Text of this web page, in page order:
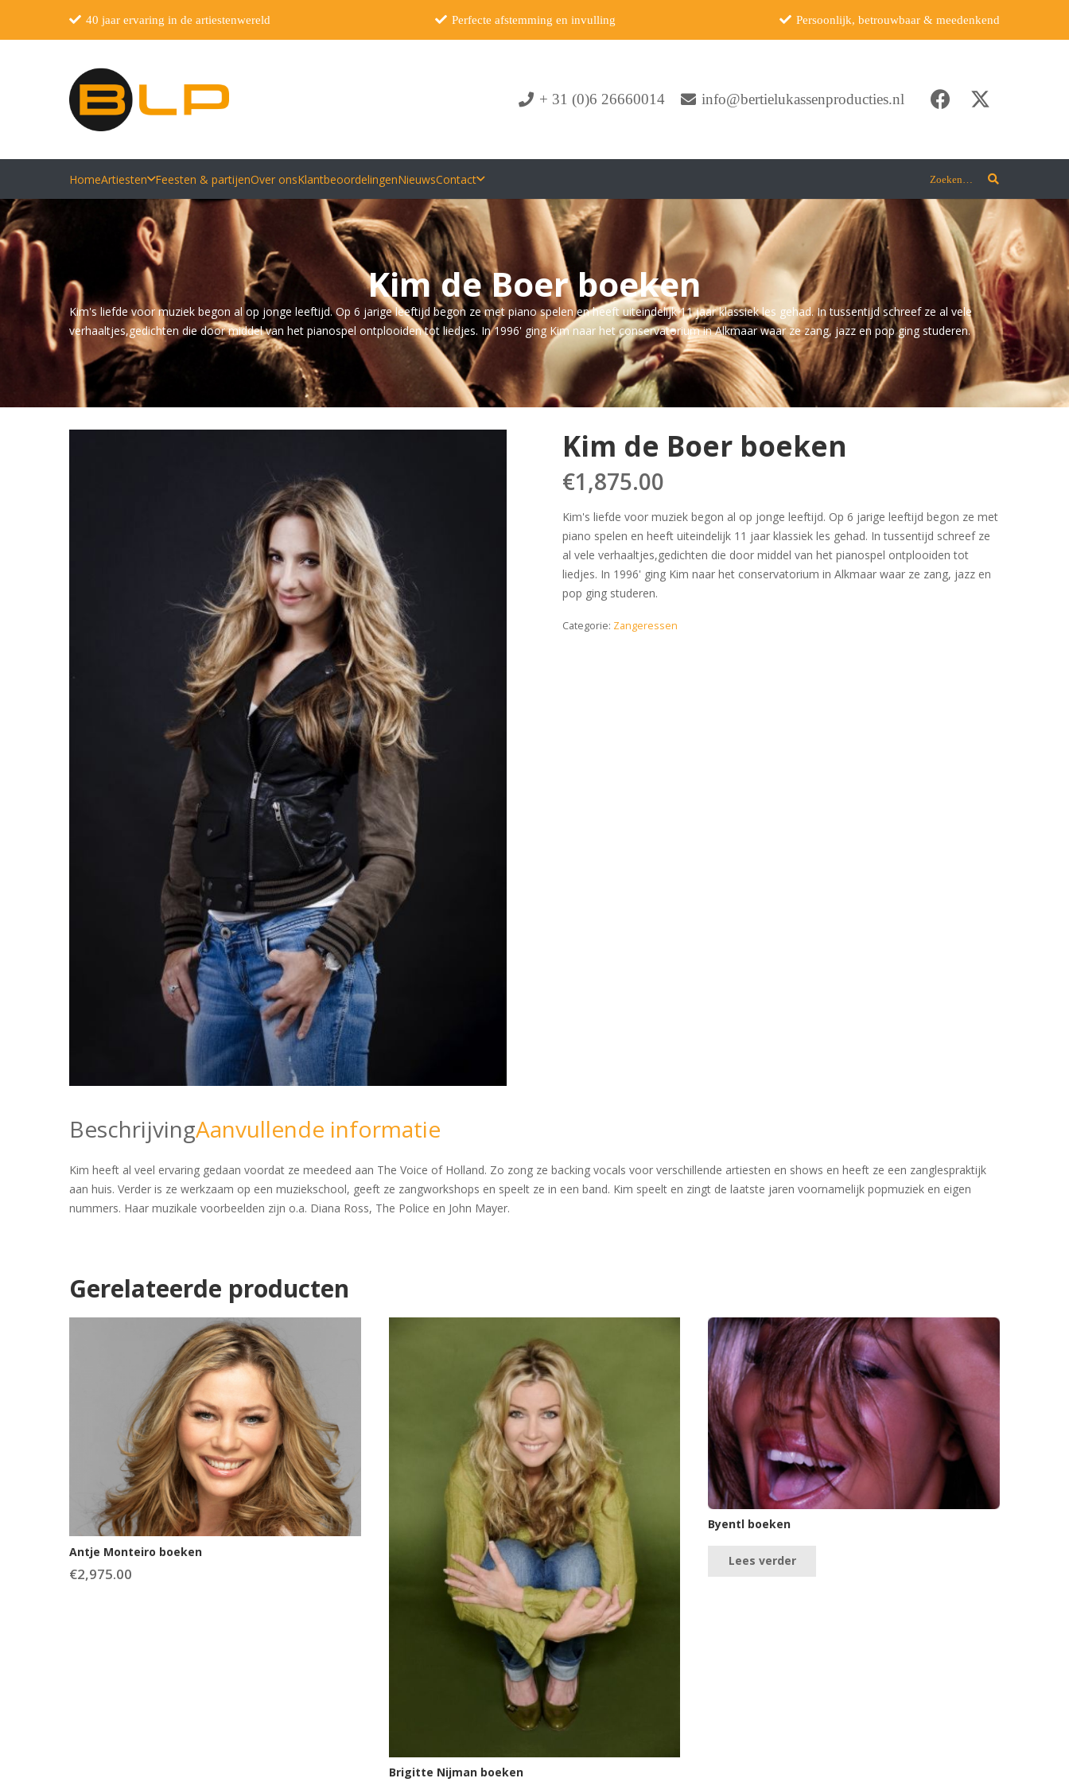
40 jaar ervaring in de artiestenwereld Perfecte afstemming en invulling Persoonlijk, betrouwbaar & meedenkend
+ 31 (0)6 26660014 info@bertielukassenproducties.nl
HomeArtiesten Feesten & partijenOver onsKlantbeoordelingenNieuwsContact Zoeken…
Kim de Boer boeken
Kim's liefde voor muziek begon al op jonge leeftijd. Op 6 jarige leeftijd begon ze met piano spelen en heeft uiteindelijk 11 jaar klassiek les gehad. In tussentijd schreef ze al vele
verhaaltjes,gedichten die door middel van het pianospel ontplooiden tot liedjes. In 1996' ging Kim naar het conservatorium in Alkmaar waar ze zang, jazz en pop ging studeren.
Kim de Boer boeken
€1,875.00
Kim's liefde voor muziek begon al op jonge leeftijd. Op 6 jarige leeftijd begon ze met
piano spelen en heeft uiteindelijk 11 jaar klassiek les gehad. In tussentijd schreef ze
al vele verhaaltjes,gedichten die door middel van het pianospel ontplooiden tot
liedjes. In 1996' ging Kim naar het conservatorium in Alkmaar waar ze zang, jazz en
pop ging studeren.
Categorie: Zangeressen
BeschrijvingAanvullende informatie
Kim heeft al veel ervaring gedaan voordat ze meedeed aan The Voice of Holland. Zo zong ze backing vocals voor verschillende artiesten en shows en heeft ze een zanglespraktijk
aan huis. Verder is ze werkzaam op een muziekschool, geeft ze zangworkshops en speelt ze in een band. Kim speelt en zingt de laatste jaren voornamelijk popmuziek en eigen
nummers. Haar muzikale voorbeelden zijn o.a. Diana Ross, The Police en John Mayer.
Gerelateerde producten
Antje Monteiro boeken
€2,975.00
Brigitte Nijman boeken
Byentl boeken
Lees verder